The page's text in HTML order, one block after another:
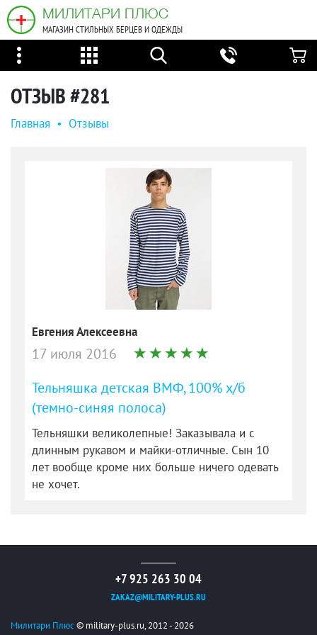
МИЛИТАРИ ПЛЮС
МАГАЗИН СТИЛЬНЫХ БЕРЦЕВ И ОДЕЖДЫ
ОТЗЫВ #281
Главная • Oтзывы
Евгения Алексеевна
17 июля 2016
Тельняшка детская ВМФ, 100% х/б
(темно-синяя полоса)
Тельняшки великолепные! Заказывала и с
длинным рукавом и майки-отличные. Сын 10
лет вообще кроме них больше ничего одевать
не хочет.
+7 925 263 30 04
ZAKAZ@MILITARY-PLUS.RU
Милитари Плюс© military-plus.ru, 2012 - 2026